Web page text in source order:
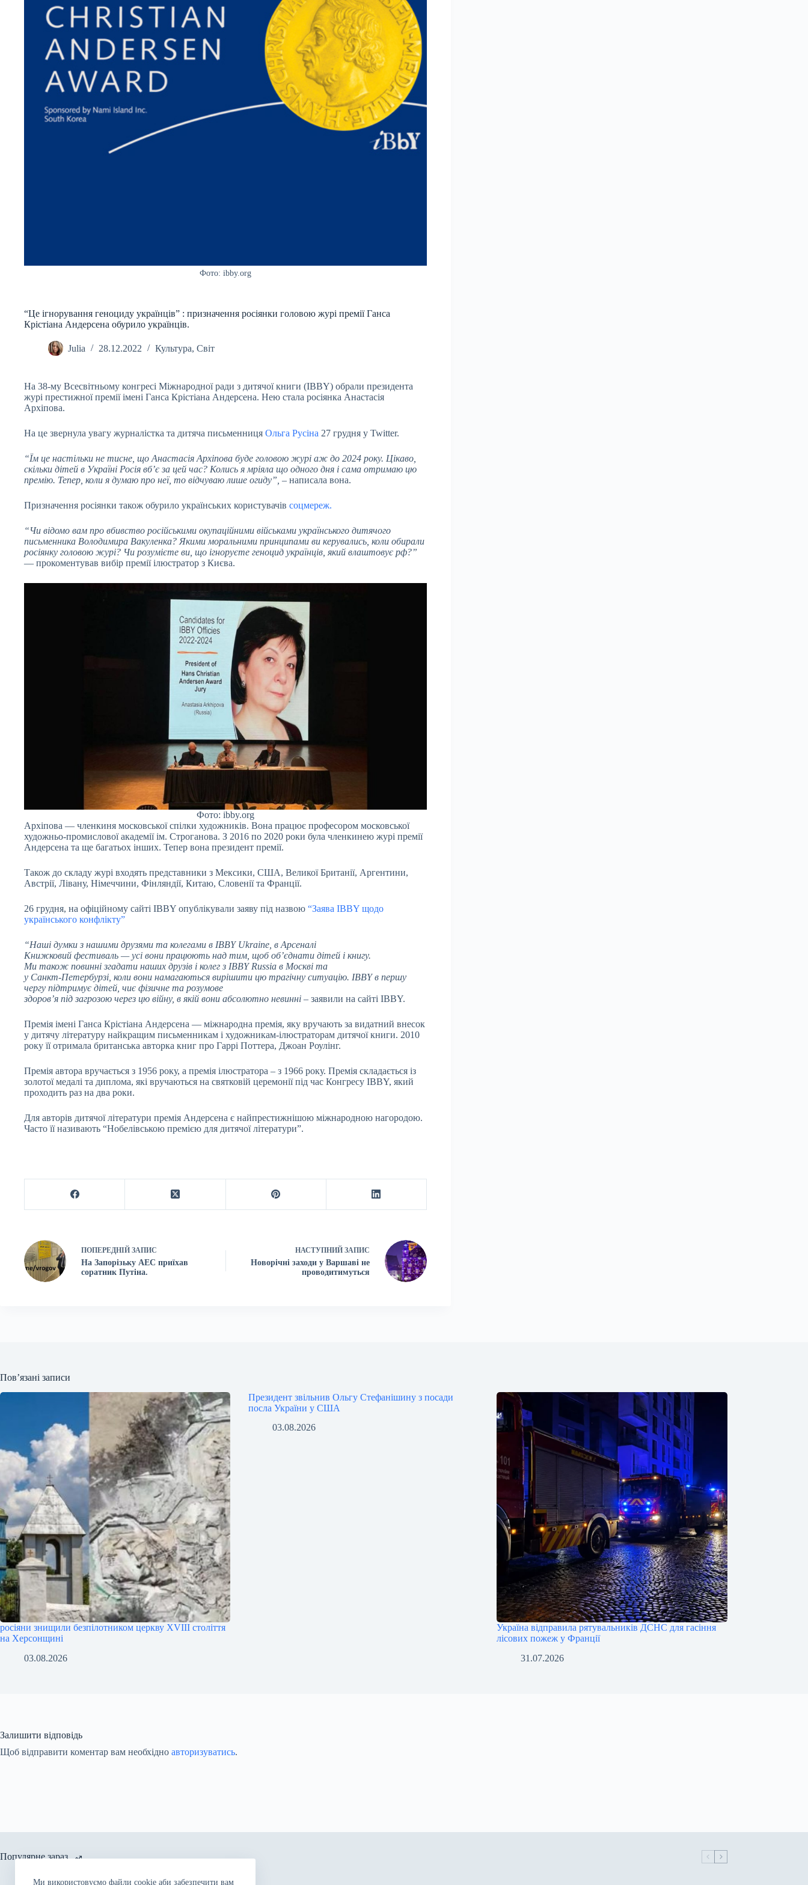
Ми використовуємо файли cookie аби забезпечити вам
Фото: ibby.org
“Це ігнорування геноциду українців” : призначення росіянки головою журі премії Ганса
Крістіана Андерсена обурило українців.
Julia 28.12.2022 Культура, Світ
На 38-му Всесвітньому конгресі Міжнародної ради з дитячої книги (IBBY) обрали президента
журі престижної премії імені Ганса Крістіана Андерсена. Нею стала росіянка Анастасія
Архіпова.
На це звернула увагу журналістка та дитяча письменниця Ольга Русіна 27 грудня у Twitter.
“Їм це настільки не тисне, що Анастасія Архіпова буде головою журі аж до 2024 року. Цікаво,
скільки дітей в Україні Росія вб’є за цей час? Колись я мріяла що одного дня і сама отримаю цю
премію. Тепер, коли я думаю про неї, то відчуваю лише огиду”, – написала вона.
Призначення росіянки також обурило українських користувачів соцмереж.
“Чи відомо вам про вбивство російськими окупаційними військами українського дитячого
письменника Володимира Вакуленка? Якими моральними принципами ви керувались, коли обирали
росіянку головою журі? Чи розумієте ви, що ігноруєте геноцид українців, який влаштовує рф?”
— прокоментував вибір премії ілюстратор з Києва.
Фото: ibby.org
Архіпова — членкиня московської спілки художників. Вона працює професором московської
художньо-промислової академії ім. Строганова. З 2016 по 2020 роки була членкинею журі премії
Андерсена та ще багатьох інших. Тепер вона президент премії.
Також до складу журі входять представники з Мексики, США, Великої Британії, Аргентини,
Австрії, Лівану, Німеччини, Фінляндії, Китаю, Словенії та Франції.
26 грудня, на офіційному сайті IBBY опублікували заяву під назвою “Заява IBBY щодо
українського конфлікту”
“Наші думки з нашими друзями та колегами в IBBY Ukraine, в Арсеналі
Книжковий фестиваль — усі вони працюють над тим, щоб об’єднати дітей і книгу.
Ми також повинні згадати наших друзів і колег з IBBY Russia в Москві та
у Санкт-Петербурзі, коли вони намагаються вирішити цю трагічну ситуацію. IBBY в першу
чергу підтримує дітей, чиє фізичне та розумове
здоров’я під загрозою через цю війну, в якій вони абсолютно невинні – заявили на сайті IBBY.
Премія імені Ганса Крістіана Андерсена — міжнародна премія, яку вручають за видатний внесок
у дитячу літературу найкращим письменникам і художникам-ілюстраторам дитячої книги. 2010
року її отримала британська авторка книг про Гаррі Поттера, Джоан Роулінг.
Премія автора вручається з 1956 року, а премія ілюстратора – з 1966 року. Премія складається із
золотої медалі та диплома, які вручаються на святковій церемонії під час Конгресу IBBY, який
проходить раз на два роки.
Для авторів дитячої літератури премія Андерсена є найпрестижнішою міжнародною нагородою.
Часто її називають “Нобелівською премією для дитячої літератури”.
ПОПЕРЕДНІЙ ЗАПИС
На Запорізьку АЕС приїхав
соратник Путіна.
НАСТУПНИЙ ЗАПИС
Новорічні заходи у Варшаві не
проводитимуться
Пов’язані записи
росіяни знищили безпілотником церкву XVIII століття
на Херсонщині
03.08.2026
Президент звільнив Ольгу Стефанішину з посади
посла України у США
03.08.2026
Україна відправила рятувальників ДСНС для гасіння
лісових пожеж у Франції
31.07.2026
Залишити відповідь
Щоб відправити коментар вам необхідно авторизуватись.
Популярне зараз